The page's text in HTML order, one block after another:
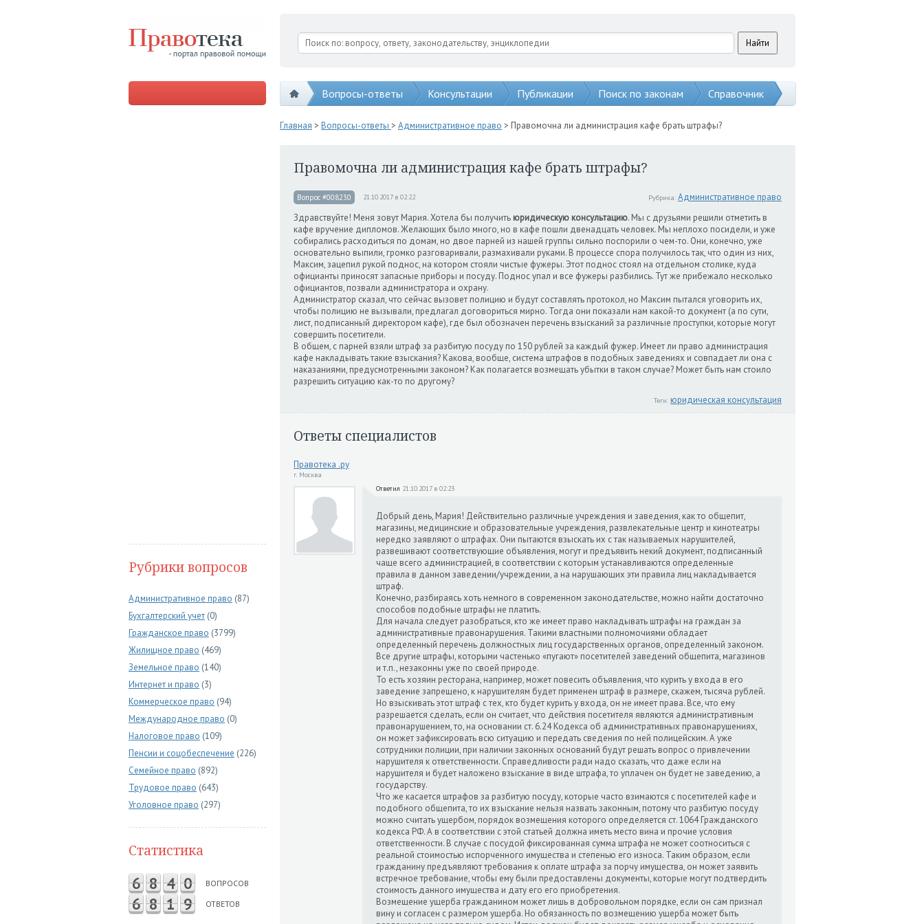
Вопросы-ответы Консультации Публикации Поиск по законам Справочник
Рубрики вопросов
Административное право (87)
Бухгалтерский учет (0)
Гражданское право (3799)
Жилищное право (469)
Земельное право (140)
Интернет и право (3)
Коммерческое право (94)
Международное право (0)
Налоговое право (109)
Пенсии и соцобеспечение (226)
Семейное право (892)
Трудовое право (643)
Уголовное право (297)
Статистика
6 8 4 0 ВОПРОСОВ
6 8 1 9 ОТВЕТОВ
Главная > Вопросы-ответы > Административное право > Правомочна ли администрация кафе брать штрафы?
Правомочна ли администрация кафе брать штрафы?
Вопрос #008230 21.10.2017 в 02:22 Рубрика: Административное право
Здравствуйте! Меня зовут Мария. Хотела бы получить юридическую консультацию. Мы с друзьями решили отметить в
кафе вручение дипломов. Желающих было много, но в кафе пошли двенадцать человек. Мы неплохо посидели, и уже
собирались расходиться по домам, но двое парней из нашей группы сильно поспорили о чем-то. Они, конечно, уже
основательно выпили, громко разговаривали, размахивали руками. В процессе спора получилось так, что один из них,
Максим, зацепил рукой поднос, на котором стояли чистые фужеры. Этот поднос стоял на отдельном столике, куда
официанты приносят запасные приборы и посуду. Поднос упал и все фужеры разбились. Тут же прибежало несколько
официантов, позвали администратора и охрану.
Администратор сказал, что сейчас вызовет полицию и будут составлять протокол, но Максим пытался уговорить их,
чтобы полицию не вызывали, предлагал договориться мирно. Тогда они показали нам какой-то документ (а по сути,
лист, подписанный директором кафе), где был обозначен перечень взысканий за различные проступки, которые могут
совершить посетители.
В общем, с парней взяли штраф за разбитую посуду по 150 рублей за каждый фужер. Имеет ли право администрация
кафе накладывать такие взыскания? Какова, вообще, система штрафов в подобных заведениях и совпадает ли она с
наказаниями, предусмотренными законом? Как полагается возмещать убытки в таком случае? Может быть нам стоило
разрешить ситуацию как-то по другому?
Теги: юридическая консультация
Ответы специалистов
Правотека .ру
г. Москва
Ответил 21.10.2017 в 02:23
Добрый день, Мария! Действительно различные учреждения и заведения, как то общепит,
магазины, медицинские и образовательные учреждения, развлекательные центр и кинотеатры
нередко заявляют о штрафах. Они пытаются взыскать их с так называемых нарушителей,
развешивают соответствующие объявления, могут и предъявить некий документ, подписанный
чаще всего администрацией, в соответствии с которым устанавливаются определенные
правила в данном заведении/учреждении, а на нарушающих эти правила лиц накладывается
штраф.
Конечно, разбираясь хоть немного в современном законодательстве, можно найти достаточно
способов подобные штрафы не платить.
Для начала следует разобраться, кто же имеет право накладывать штрафы на граждан за
административные правонарушения. Такими властными полномочиями обладает
определенный перечень должностных лиц государственных органов, определенный законом.
Все другие штрафы, которыми частенько «пугают» посетителей заведений общепита, магазинов
и т.п., незаконны уже по своей природе.
То есть хозяин ресторана, например, может повесить объявления, что курить у входа в его
заведение запрещено, к нарушителям будет применен штраф в размере, скажем, тысяча рублей.
Но взыскивать этот штраф с тех, кто будет курить у входа, он не имеет права. Все, что ему
разрешается сделать, если он считает, что действия посетителя являются административным
правонарушением, то, на основании ст. 6.24 Кодекса об административных правонарушениях,
он может зафиксировать всю ситуацию и передать сведения по ней полицейским. А уже
сотрудники полиции, при наличии законных оснований будут решать вопрос о привлечении
нарушителя к ответственности. Справедливости ради надо сказать, что даже если на
нарушителя и будет наложено взыскание в виде штрафа, то уплачен он будет не заведению, а
государству.
Что же касается штрафов за разбитую посуду, которые часто взимаются с посетителей кафе и
подобного общепита, то их взыскание нельзя назвать законным, потому что разбитую посуду
можно считать ущербом, порядок возмещения которого определяется ст. 1064 Гражданского
кодекса РФ. А в соответствии с этой статьей должна иметь место вина и прочие условия
ответственности. В случае с посудой фиксированная сумма штрафа не может соотноситься с
реальной стоимостью испорченного имущества и степенью его износа. Таким образом, если
гражданину предъявляют требования к оплате штрафа за порчу имущества, он может заявить
встречное требование, чтобы ему были предоставлены документы, которые могут подтвердить
стоимость данного имущества и дату его его приобретения.
Возмещение ущерба гражданином может лишь в добровольном порядке, если он сам признал
вину и согласен с размером ущерба. Но обязанность по возмещению ущерба может быть